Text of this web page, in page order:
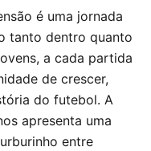
é uma jornada
tanto dentro quanto
a cada partida
de crescer,
do futebol. A
apresenta uma
entre